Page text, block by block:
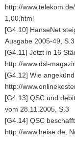
http://
1,00.html
[G4.10] HanseNet
Ausgabe 2005-49, S.3
[G4.11] Jetzt in 16
http://www.dsl-
[G4.12] Wie
http://
[G4.13] QSC und
vom 28.11.2005, S.3
[G4.14] QSC
http://www.heise.de,